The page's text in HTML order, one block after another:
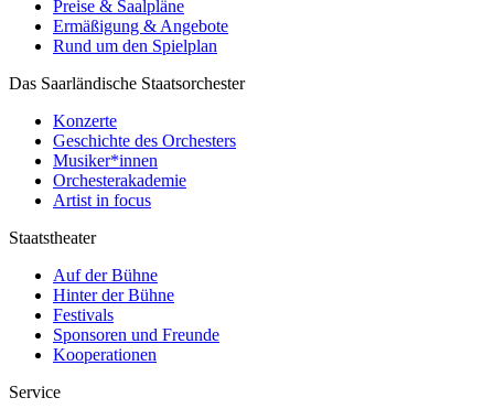
Preise & Saalpläne
Ermäßigung & Angebote
Rund um den Spielplan
Das Saarländische Staatsorchester
Konzerte
Geschichte des Orchesters
Musiker*innen
Orchesterakademie
Artist in focus
Staatstheater
Auf der Bühne
Hinter der Bühne
Festivals
Sponsoren und Freunde
Kooperationen
Service